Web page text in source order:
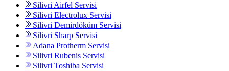
Silivri Airfel Servisi
Silivri Electrolux Servisi
Silivri Demirdöküm Servisi
Silivri Sharp Servisi
Adana Protherm Servisi
Silivri Rubenis Servisi
Silivri Toshiba Servisi